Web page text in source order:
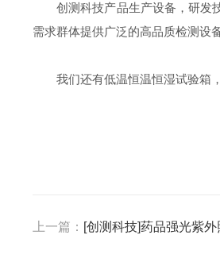
创测科技产品生产设备，研发
需求群体提供广泛的高品质检测设
我们还有低温恒温恒湿试验箱，
上一篇： [创测科技]药品强光紫